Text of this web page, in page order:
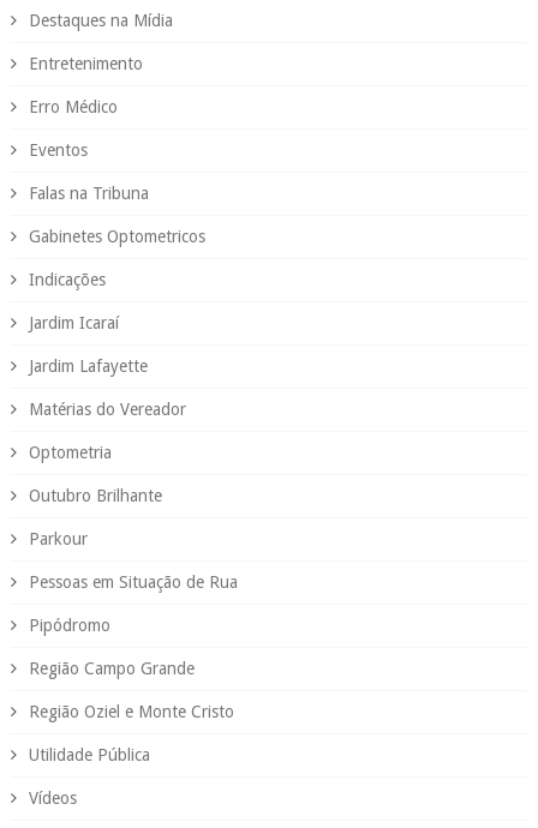
Destaques na Mídia
Entretenimento
Erro Médico
Eventos
Falas na Tribuna
Gabinetes Optometricos
Indicações
Jardim Icaraí
Jardim Lafayette
Matérias do Vereador
Optometria
Outubro Brilhante
Parkour
Pessoas em Situação de Rua
Pipódromo
Região Campo Grande
Região Oziel e Monte Cristo
Utilidade Pública
Vídeos